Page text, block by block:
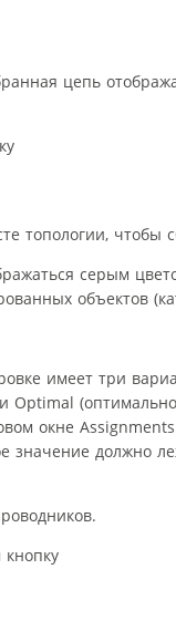
цепь
топологии, чтобы
серым
объектов
имеет три
окне
должно